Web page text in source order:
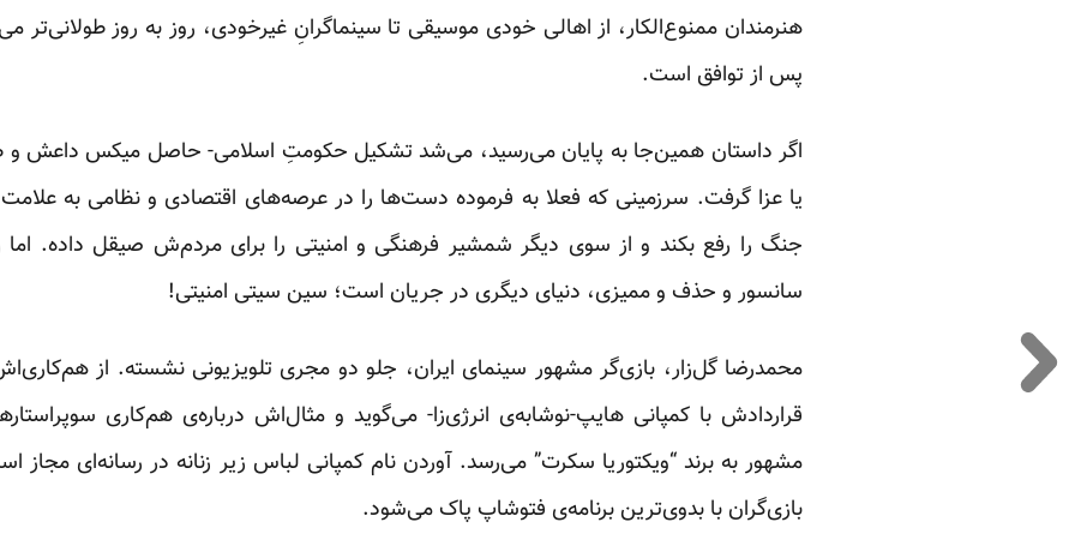
هنرمندان ممنوع‌الکار، از اهالی خودی موسیقی تا سینماگرانِ غیرخودی، روز به روز طولانی‌تر
پس از توافق است.
اگر داستان همین‌جا به پایان می‌رسید، می‌شد تشکیل حکومتِ اسلامی- حاصل میکس داعش و
یا عزا گرفت. سرزمینی که فعلا به فرموده دست‌ها را در عرصه‌های اقتصادی و نظامی به علامت
جنگ را رفع بکند و از سوی دیگر شمشیر فرهنگی و امنیتی را برای مردم‌ش صیقل داده.
سانسور و حذف و ممیزی، دنیای دیگری در جریان است؛ سین سیتی امنیتی!
محمدرضا گل‌زار، بازی‌گر مشهور سینمای ایران، جلو دو مجری تلویزیونی نشسته. از
قراردادش با کمپانی هایپ-نوشابه‌ی انرژی‌زا- می‌گوید و مثال‌اش درباره‌ی هم‌کاری
مشهور به برند “ویکتوریا سکرت” می‌رسد. آوردن نام کمپانی لباس زیر زنانه در رسانه‌ای مجاز
بازی‌گران با بدوی‌ترین برنامه‌ی فتوشاپ پاک می‌شود.